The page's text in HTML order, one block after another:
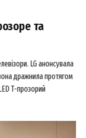
та
LG анонсувала
дражнила протягом
T-прозорий